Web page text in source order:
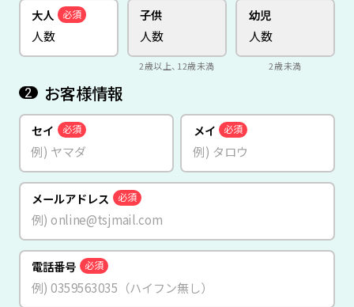
大人 必須 子供
2歳以上、12歳未満
幼児
2歳未満
2 お客様情報
セイ 必須 メイ 必須
メールアドレス 必須
電話番号 必須